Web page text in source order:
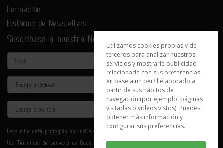
Formación
Histórico de Newsletters
Suscríbase a nuestra Newsletter
Email
Actividad
Provincia
Este sitio está protegido por reCAPTCHA y se aplican la
los Términos de servicio de Google.
Utilizamos cookies propias y de
terceros para analizar nuestros
servicios y mostrarle publicidad
relacionada con sus preferencias
en base a un perfil elaborado a
partir de sus hábitos de
navegación (por ejemplo, páginas
visitadas o videos vistos). Puedes
obtener más información y
configurar sus preferencias.